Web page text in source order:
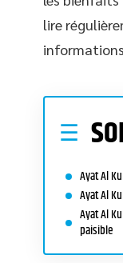
lire
Ayat Al
Ayat Al
Ayat Al
paisible